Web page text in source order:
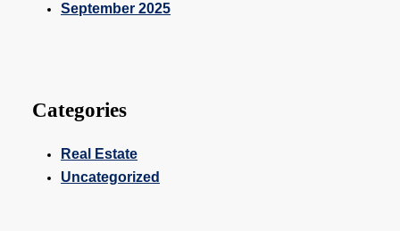
September 2025
Categories
Real Estate
Uncategorized